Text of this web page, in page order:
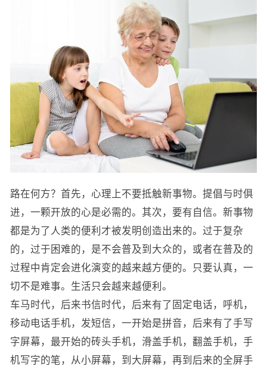
路在何方？首先，心理上不要抵触新事物。提倡与时俱
进，一颗开放的心是必需的。其次，要有自信。新事物
都是为了人类的便利才被发明创造出来的。过于复杂
的，过于困难的，是不会普及到大众的，或者在普及的
过程中肯定会进化演变的越来越方便的。只要认真，一
切不是难事。生活只会越来越便利。
车马时代，后来书信时代，后来有了固定电话，呼机，
移动电话手机，发短信，一开始是拼音，后来有了手写
字屏幕，最开始的砖头手机，滑盖手机，翻盖手机，手
机写字的笔，从小屏幕，到大屏幕，再到后来的全屏手